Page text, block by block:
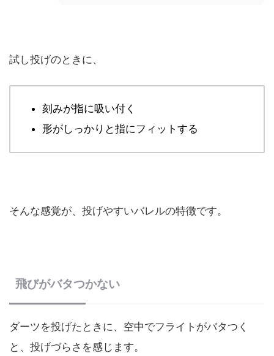
試し投げのときに、
刻みが指に吸い付く
形がしっかりと指にフィットする
そんな感覚が、投げやすいバレルの特徴です。
飛びがバタつかない
ダーツを投げたときに、空中でフライトがバタつく
と、投げづらさを感じます。